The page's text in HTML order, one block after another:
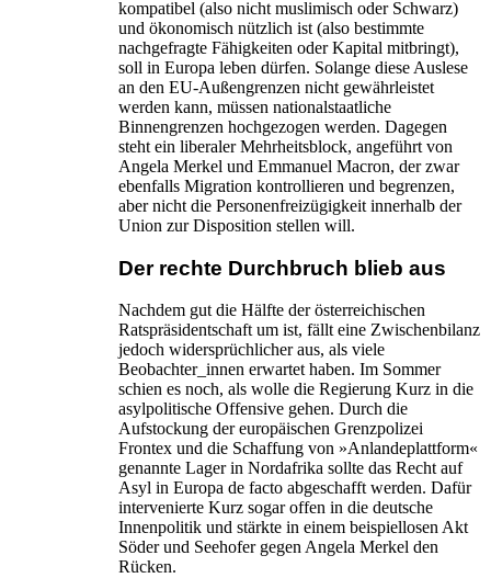
kompatibel (also nicht muslimisch oder Schwarz)
und ökonomisch nützlich ist (also bestimmte
nachgefragte Fähigkeiten oder Kapital mitbringt),
soll in Europa leben dürfen. Solange diese Auslese
an den EU-Außengrenzen nicht gewährleistet
werden kann, müssen nationalstaatliche
Binnengrenzen hochgezogen werden. Dagegen
steht ein liberaler Mehrheitsblock, angeführt von
Angela Merkel und Emmanuel Macron, der zwar
ebenfalls Migration kontrollieren und begrenzen,
aber nicht die Personenfreizügigkeit innerhalb der
Union zur Disposition stellen will.
Der rechte Durchbruch blieb aus
Nachdem gut die Hälfte der österreichischen
Ratspräsidentschaft um ist, fällt eine Zwischenbilanz
jedoch widersprüchlicher aus, als viele
Beobachter_innen erwartet haben. Im Sommer
schien es noch, als wolle die Regierung Kurz in die
asylpolitische Offensive gehen. Durch die
Aufstockung der europäischen Grenzpolizei
Frontex und die Schaffung von »Anlandeplattform«
genannte Lager in Nordafrika sollte das Recht auf
Asyl in Europa de facto abgeschafft werden. Dafür
intervenierte Kurz sogar offen in die deutsche
Innenpolitik und stärkte in einem beispiellosen Akt
Söder und Seehofer gegen Angela Merkel den
Rücken.